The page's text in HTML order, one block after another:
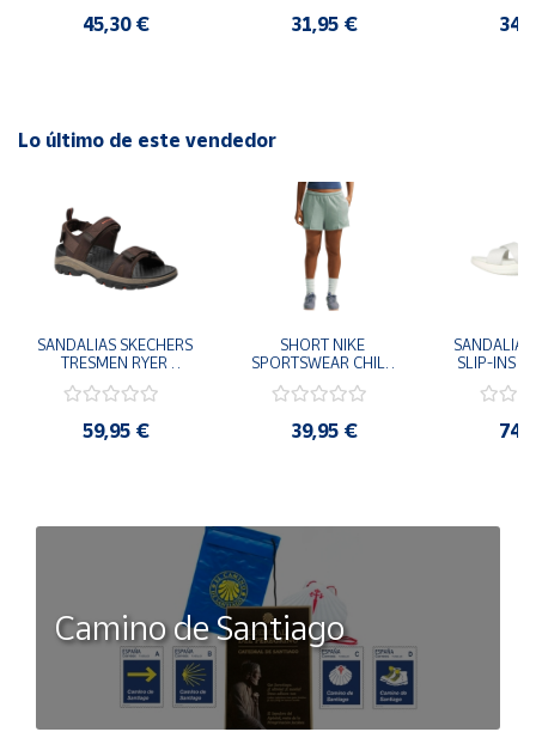
80% y elastano 20% Producción 100% portuguesa: calidad
45,30 € 31,95 €
Lo último de este vendedor
SANDALIAS SKECHERS
TRESMEN RYER
205112-CHOC
COMODAS
59,95 €
SHORT NIKE
SPORTSWEAR CHILL
006 PANTALONES
39,95 €
SANDALIAS
SLIP-INS
Camino de Santiago